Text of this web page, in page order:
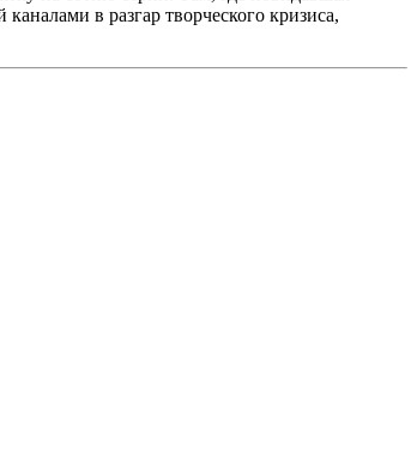
в разгар творческого кризиса,